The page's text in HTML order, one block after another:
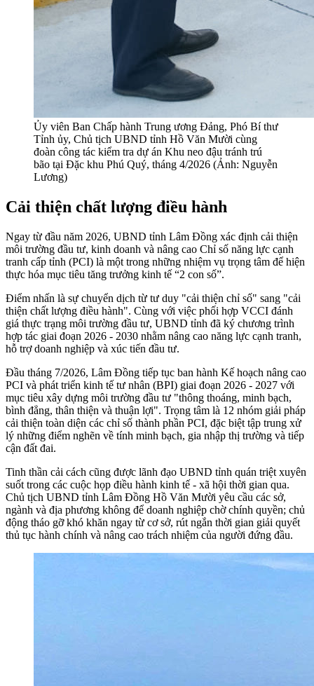
Ủy viên Ban Chấp hành Trung ương Đảng, Phó Bí thư
Tỉnh ủy, Chủ tịch UBND tỉnh Hồ Văn Mười cùng
đoàn công tác kiểm tra dự án Khu neo đậu tránh trú
bão tại Đặc khu Phú Quý, tháng 4/2026 (Ảnh: Nguyễn
Lương)
Cải thiện chất lượng điều hành
Ngay từ đầu năm 2026, UBND tỉnh Lâm Đồng xác định cải thiện
môi trường đầu tư, kinh doanh và nâng cao Chỉ số năng lực cạnh
tranh cấp tỉnh (PCI) là một trong những nhiệm vụ trọng tâm để hiện
thực hóa mục tiêu tăng trưởng kinh tế “2 con số”.
Điểm nhấn là sự chuyển dịch từ tư duy "cải thiện chỉ số" sang "cải
thiện chất lượng điều hành". Cùng với việc phối hợp VCCI đánh
giá thực trạng môi trường đầu tư, UBND tỉnh đã ký chương trình
hợp tác giai đoạn 2026 - 2030 nhằm nâng cao năng lực cạnh tranh,
hỗ trợ doanh nghiệp và xúc tiến đầu tư.
Đầu tháng 7/2026, Lâm Đồng tiếp tục ban hành Kế hoạch nâng cao
PCI và phát triển kinh tế tư nhân (BPI) giai đoạn 2026 - 2027 với
mục tiêu xây dựng môi trường đầu tư "thông thoáng, minh bạch,
bình đẳng, thân thiện và thuận lợi". Trọng tâm là 12 nhóm giải pháp
cải thiện toàn diện các chỉ số thành phần PCI, đặc biệt tập trung xử
lý những điểm nghẽn về tính minh bạch, gia nhập thị trường và tiếp
cận đất đai.
Tinh thần cải cách cũng được lãnh đạo UBND tỉnh quán triệt xuyên
suốt trong các cuộc họp điều hành kinh tế - xã hội thời gian qua.
Chủ tịch UBND tỉnh Lâm Đồng Hồ Văn Mười yêu cầu các sở,
ngành và địa phương không để doanh nghiệp chờ chính quyền; chủ
động tháo gỡ khó khăn ngay từ cơ sở, rút ngắn thời gian giải quyết
thủ tục hành chính và nâng cao trách nhiệm của người đứng đầu.